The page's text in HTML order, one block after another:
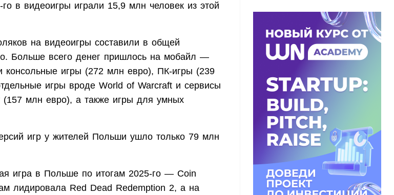
в видеоигры играли 15,9 млн человек из этой
на видеоигры составили в общей
Больше всего денег пришлось на мобайл —
игры (272 млн евро), ПК-игры (239
игры вроде World of Warcraft и сервисы
(157 млн евро), а также игры для умных
игр у жителей Польши ушло только 79 млн
игра в Польше по итогам 2025-го — Coin
лидировала Red Dead Redemption 2, а на